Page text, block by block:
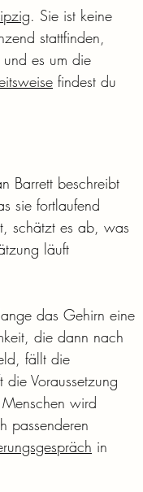
. Sie ist keine
stattfinden,
es um die
findest du
Barrett beschreibt
sie fortlaufend
schätzt es ab, was
läuft
das Gehirn eine
die dann nach
fällt die
Voraussetzung
wird
passenderen
in